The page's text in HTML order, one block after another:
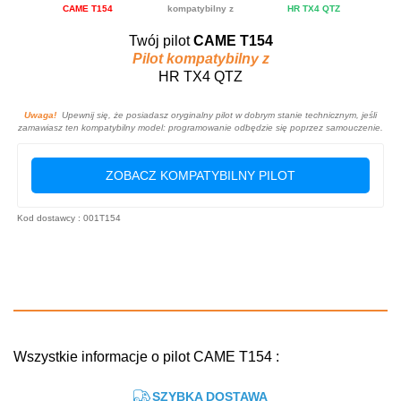
CAME T154 kompatybilny z HR TX4 QTZ
Twój pilotCAME T154
Pilot kompatybilny z
HR TX4 QTZ
Uwaga! Upewnij się, że posiadasz oryginalny pilot w dobrym stanie technicznym, jeśli
zamawiasz ten kompatybilny model: programowanie odbędzie się poprzez samouczenie.
ZOBACZ KOMPATYBILNY PILOT
Kod dostawcy : 001T154
Wszystkie informacje o pilot CAME T154 :
SZYBKA DOSTAWA